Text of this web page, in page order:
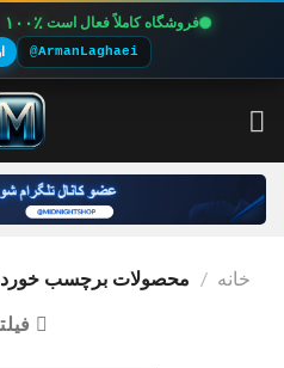
فروشگاه کاملاً فعال است ۱۰۰٪
@ArmanLaghaei
خانه / محصولات برچسب خورده